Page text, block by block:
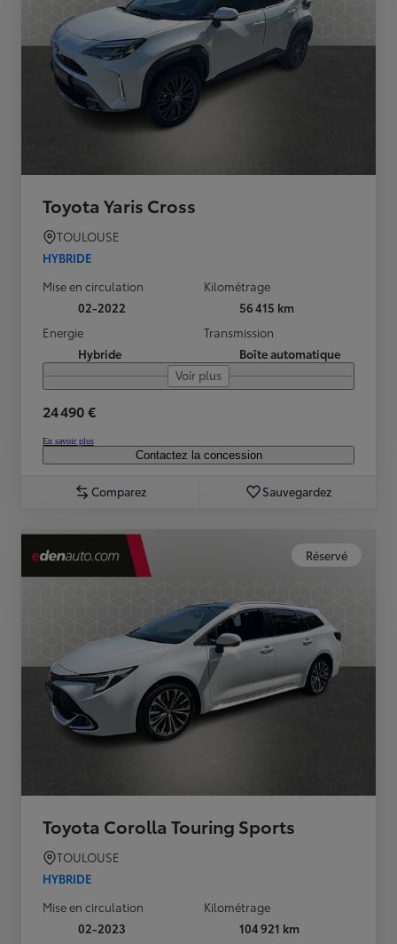
Toyota Yaris Cross
TOULOUSE
HYBRIDE
Mise en circulation
02-2022
Kilométrage
56 415 km
Energie
Hybride
Transmission
Boîte automatique
Voir plus
24 490 €
En savoir plus
Contactez la concession
Comparez Sauvegardez
Réservé
Toyota Corolla Touring Sports
TOULOUSE
HYBRIDE
Mise en circulation
02-2023
Kilométrage
104 921 km